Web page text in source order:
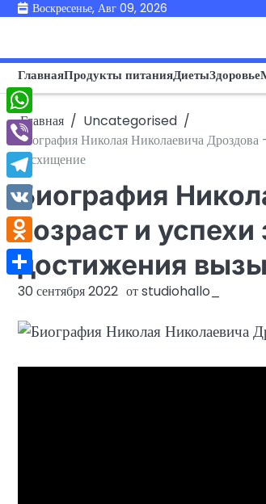
ПерейтиВоскресенье, Авг 09, 2026
ГлавнаяПродукты питанияДиетыЗдоровье
Главная
Uncategorised
Биография Николая Николаевича
восхищение
Биография
возраст и
достижения
30 сентября 2022 отstudiohallo_
WhatsApp
Viber
Telegram
VK
Odnoklassniki
Отправить